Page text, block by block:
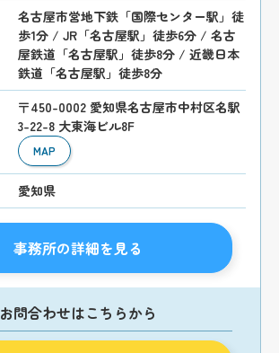
名古屋市営地下鉄「国際センター駅」徒
歩1分 / JR「名古屋駅」徒歩6分 / 名古
屋鉄道「名古屋駅」徒歩8分 / 近畿日本
鉄道「名古屋駅」徒歩8分
〒450-0002 愛知県名古屋市中村区名駅
3-22-8 大東海ビル8F
MAP
愛知県
事務所の詳細を見る
お問合わせはこちらから